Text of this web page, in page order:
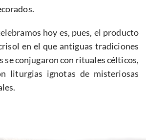
hoy es, pues, el producto
en el que antiguas tradiciones
se conjugaron con rituales célticos,
liturgias ignotas de misteriosas